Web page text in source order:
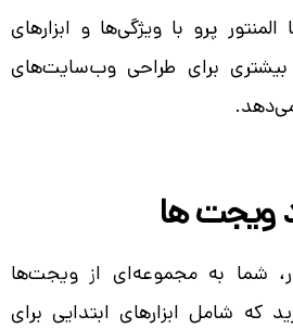
پرو با ویژگی‌ها و ابزارهای
بیشتری برای طراحی وب‌سایت‌های
ویجت ها
شما به مجموعه‌ای از ویجت‌ها
که شامل ابزارهای ابتدایی برای